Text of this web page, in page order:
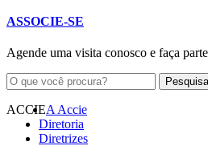
ASSOCIE-SE
Agende uma visita conosco e faça
ACCIEA Accie
Diretoria
Diretrizes